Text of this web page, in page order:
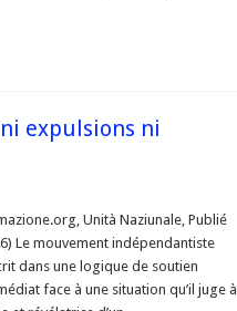
expulsions ni
Unità Naziunale, Publié
Le mouvement indépendantiste
dans une logique de soutien
face à une situation qu’il juge à